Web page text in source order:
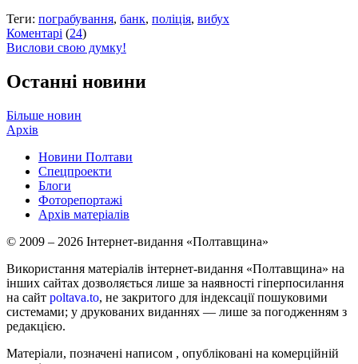
Теги: пограбування, банк, поліція, вибух
Коментарі (24)
Вислови свою думку!
Останні новини
Більше новин
Архів
Новини Полтави
Спецпроекти
Блоги
Фоторепортажі
Архів матеріалів
© 2009 – 2026 Інтернет-видання «Полтавщина»
Використання матеріалів інтернет-видання «Полтавщина» на
інших сайтах дозволяється лише за наявності гіперпосилання
на сайт poltava.to, не закритого для індексації пошуковими
системами; у друкованих виданнях — лише за погодженням з
редакцією.
Матеріали, позначені написом , опубліковані на комерційній